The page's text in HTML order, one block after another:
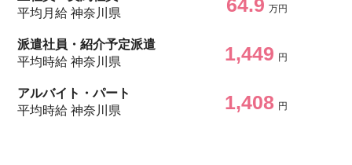
平均月給 神奈川県
64.9 万円
派遣社員・紹介予定派遣
平均時給 神奈川県
1,449 円
アルバイト・パート
平均時給 神奈川県
1,408 円